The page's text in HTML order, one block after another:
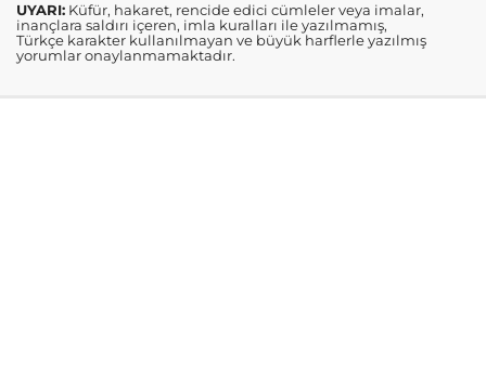
UYARI: Küfür, hakaret, rencide edici cümleler veya imalar,
inançlara saldırı içeren, imla kuralları ile yazılmamış,
Türkçe karakter kullanılmayan ve büyük harflerle yazılmış
yorumlar onaylanmamaktadır.